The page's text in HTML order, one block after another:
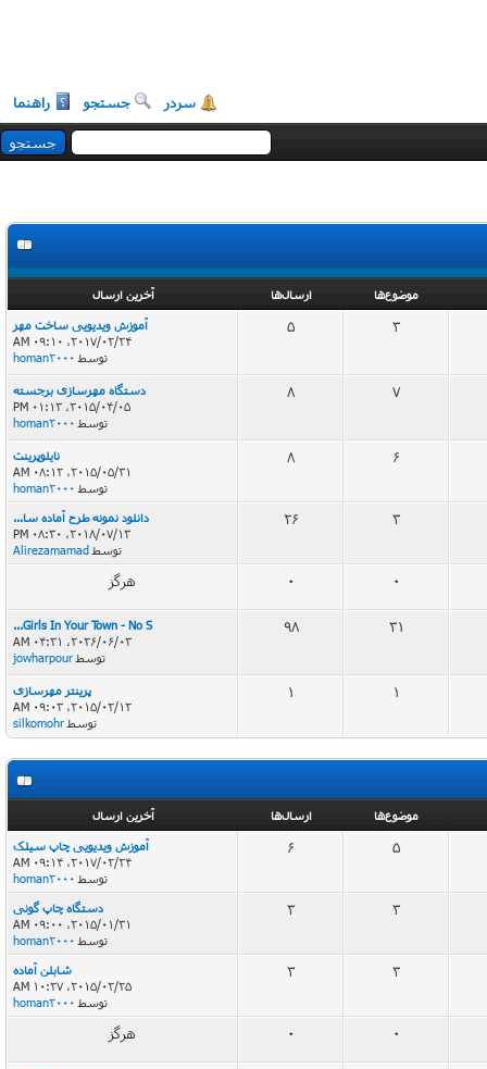
سردر جستجو راهنما
موضوع‌ها ارسال‌ها آخرین ارسال
آموزش ویدیویی ساخت مهر
2017/02/24، 09:10 AM
توسط homan2000
دستگاه مهرسازی برجسته
2015/04/05، 01:13 PM
توسط homan2000
نایلوپرینت
2015/05/31، 08:12 AM
توسط homan2000
26
دانلود نمونه طرح آماده سا...
2018/07/13، 08:30 PM
توسط Alirezamamad
هرگز
31
98
Girls In Your Town - No S...
2026/06/03، 04:31 AM
توسط jowharpour
پرینتر مهرسازی
2015/02/12، 09:03 AM
توسط silkomohr
موضوع‌ها ارسال‌ها آخرین ارسال
آموزش ویدیویی چاپ سیلک
2017/02/24، 09:14 AM
توسط homan2000
دستگاه چاپ گونی
2015/01/31، 09:00 AM
توسط homan2000
شابلن آماده
2015/02/25، 10:27 AM
توسط homan2000
هرگز